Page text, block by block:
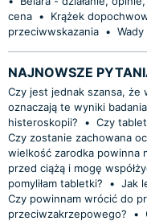
cena •
Krążek
przeciwwskazania •
NAJNOWSZE
Czy jest jednak szansa, że
oznaczają te wyniki
histeroskopii?
• Czy
Czy zostanie zachowana
wielkość zarodka powinna
przed ciążą i mogę
pomyliłam tabletki?
• Jak
Czy powinnam wrócić do
przeciwzakrzepowego?
•